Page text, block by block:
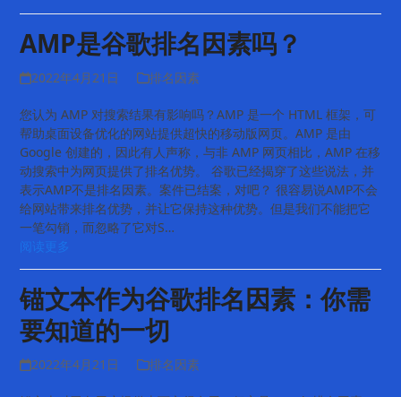
AMP是谷歌排名因素吗？
2022年4月21日 排名因素
您认为 AMP 对搜索结果有影响吗？AMP 是一个 HTML 框架，可
帮助桌面设备优化的网站提供超快的移动版网页。AMP 是由
Google 创建的，因此有人声称，与非 AMP 网页相比，AMP 在移
动搜索中为网页提供了排名优势。 谷歌已经揭穿了这些说法，并
表示AMP不是排名因素。案件已结案，对吧？ 很容易说AMP不会
给网站带来排名优势，并让它保持这种优势。但是我们不能把它
一笔勾销，而忽略了它对S…
阅读更多
锚文本作为谷歌排名因素：你需
要知道的一切
2022年4月21日 排名因素